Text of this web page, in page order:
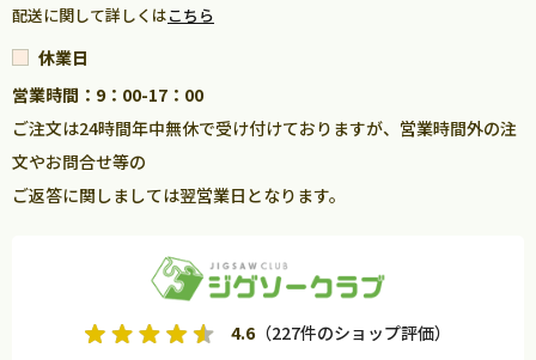
配送に関して詳しくはこちら
休業日
営業時間：9：00-17：00
ご注文は24時間年中無休で受け付けておりますが、営業時間外の注
文やお問合せ等の
ご返答に関しましては翌営業日となります。
4.6 （227件のショップ評価）